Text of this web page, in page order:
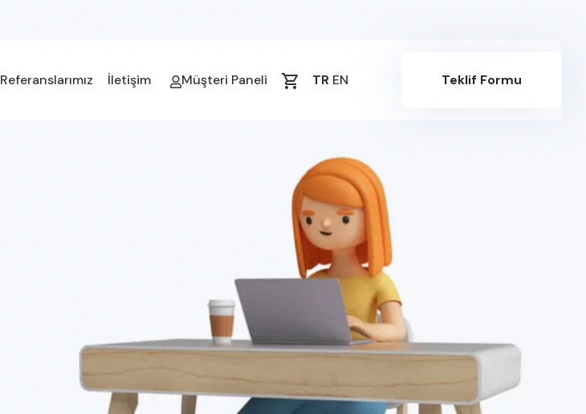
Referanslarımız İletişim Müşteri Paneli TR EN Teklif Formu